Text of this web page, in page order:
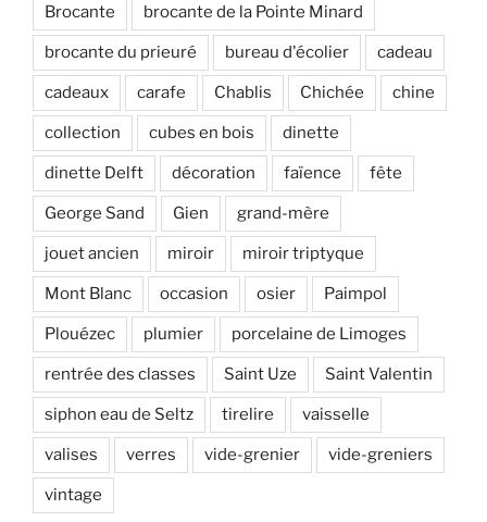
Brocante brocante de la Pointe Minard
brocante du prieuré bureau d'écolier cadeau
cadeaux carafe Chablis Chichée chine
collection cubes en bois dinette
dinette Delft décoration faïence fête
George Sand Gien grand-mère
jouet ancien miroir miroir triptyque
Mont Blanc occasion osier Paimpol
Plouézec plumier porcelaine de Limoges
rentrée des classes Saint Uze Saint Valentin
siphon eau de Seltz tirelire vaisselle
valises verres vide-grenier vide-greniers
vintage